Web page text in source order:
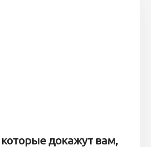
которые докажут вам,